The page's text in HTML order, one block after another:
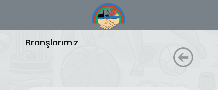
Branşlarımız